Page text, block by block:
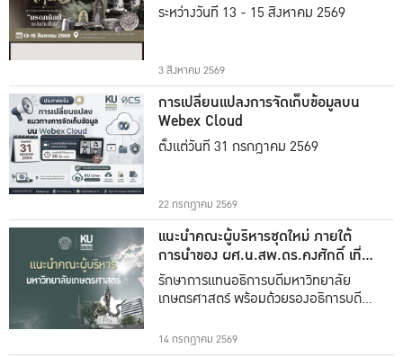
ระหว่างวันที่ 13 - 15 สิงหาคม 2569
3 สิงหาคม 2569
การเปลี่ยนแปลงการจัดเก็บข้อมูลบน
Webex Cloud
ตั้งแต่วันที่ 31 กรกฎาคม 2569
22 กรกฎาคม 2569
แนะนำคณะผู้บริหารชุดใหม่ ภายใต้
การนำของ ผศ.น.สพ.ดร.คงศักดิ์ เที่ยง
ธรรม
รักษาการแทนอธิการบดีมหาวิทยาลัย
เกษตรศาสตร์ พร้อมด้วยรองอธิการบดีทั้ง
14 กรกฎาคม 2569